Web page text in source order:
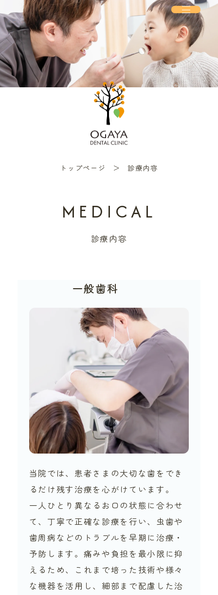
トップページ 診療内容
MEDICAL
診療内容
一般歯科
当院では、患者さまの大切な歯をでき
るだけ残す治療を心がけています。
一人ひとり異なるお口の状態に合わせ
て、丁寧で正確な診療を行い、虫歯や
歯周病などのトラブルを早期に治療・
予防します。痛みや負担を最小限に抑
えるため、これまで培った技術や様々
な機器を活用し、細部まで配慮した治